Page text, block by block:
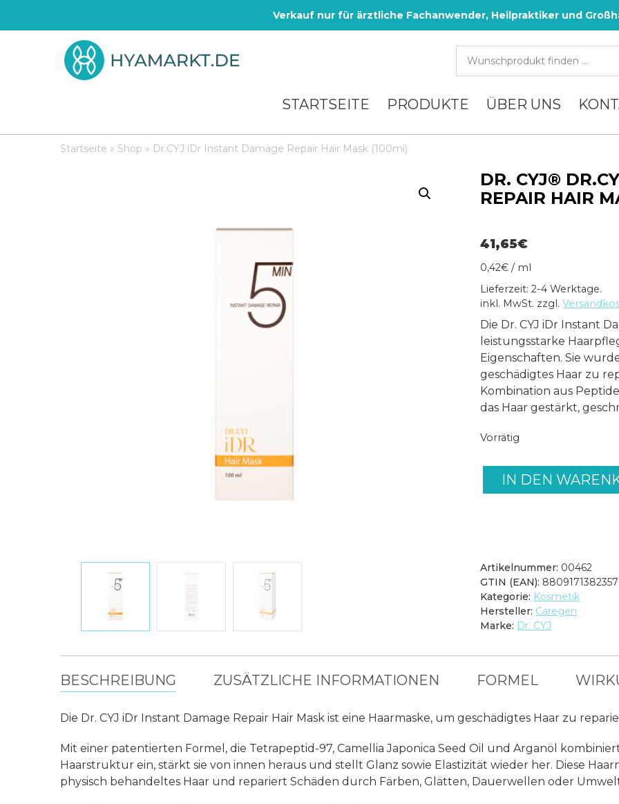
Verkauf nur für ärztliche Fachanwender, Heilpraktiker und
STARTSEITE PRODUKTE ÜBER UNS
Startseite » Shop » Dr.CYJ iDr Instant Damage Repair Hair Mask (100ml)
DR. CYJ®
REPAIR HAIR
41,65€
0,42€ / ml
Lieferzeit: 2-4 Werktage.
inkl. MwSt. zzgl.
Die Dr. CYJ iDr Instant
leistungsstarke
Eigenschaften. Sie
geschädigtes Haar zu
Kombination aus
das Haar gestärkt,
Vorrätig
Dr.CYJ
Mask
(100ml)
Menge
IN DEN
Artikelnummer: 00462
GTIN (EAN): 8809171382357
Kategorie: Kosmetik
Hersteller: Caregen
Marke: Dr. CYJ
BESCHREIBUNG ZUSÄTZLICHE INFORMATIONEN FORMEL
Die Dr. CYJ iDr Instant Damage Repair Hair Mask ist eine Haarmaske, um geschädigtes Haar zu
Mit einer patentierten Formel, die Tetrapeptid-97, Camellia Japonica Seed Oil und Arganöl
Haarstruktur ein, stärkt sie von innen heraus und stellt Glanz sowie Elastizität wieder her. Diese
physisch behandeltes Haar und repariert Schäden durch Färben, Glätten, Dauerwellen oder